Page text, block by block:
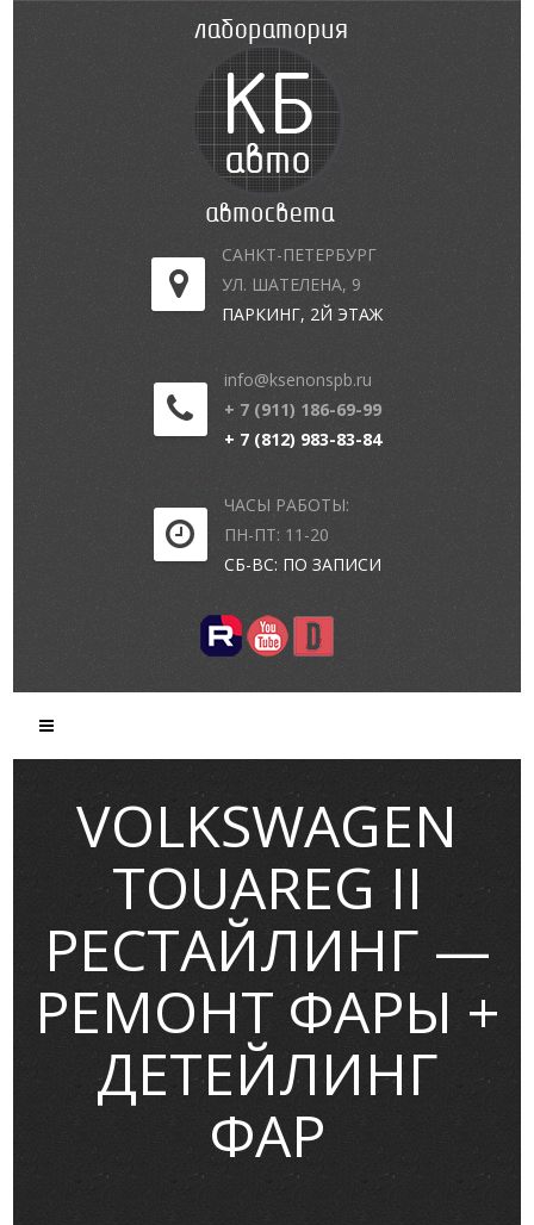
САНКТ-ПЕТЕРБУРГ
УЛ. ШАТЕЛЕНА, 9
ПАРКИНГ, 2Й ЭТАЖ
info@ksenonspb.ru
+ 7 (911) 186-69-99
+ 7 (812) 983-83-84
ЧАСЫ РАБОТЫ:
ПН-ПТ: 11-20
СБ-ВС: ПО ЗАПИСИ
VOLKSWAGEN
TOUAREG II
РЕСТАЙЛИНГ —
РЕМОНТ ФАРЫ +
ДЕТЕЙЛИНГ
ФАР